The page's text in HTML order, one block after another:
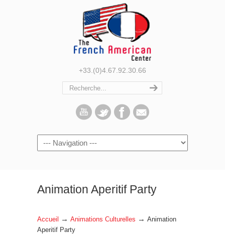
+33.(0)4.67.92.30.66
Navigation
Animation Aperitif Party
Accueil → Animations Culturelles → Animation
Aperitif Party